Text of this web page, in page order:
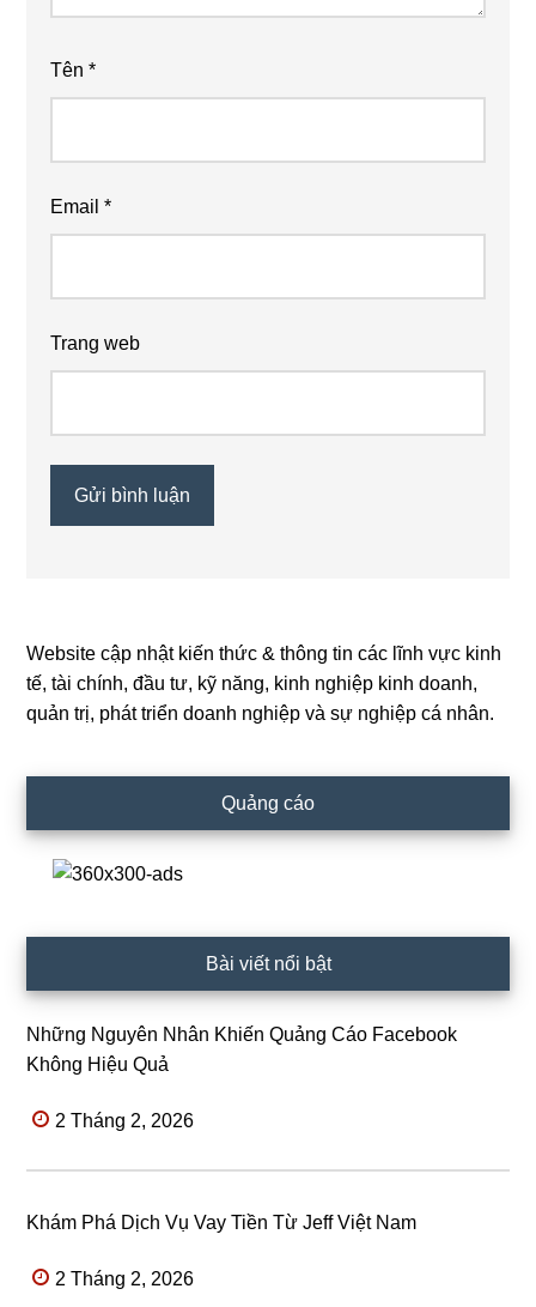
Tên*
Email*
Trang web
Primary
Sidebar
Website cập nhật kiến thức & thông tin các lĩnh vực kinh
tế, tài chính, đầu tư, kỹ năng, kinh nghiệp kinh doanh,
quản trị, phát triển doanh nghiệp và sự nghiệp cá nhân.
Quảng cáo
Bài viết nổi bật
Những Nguyên Nhân Khiến Quảng Cáo Facebook
Không Hiệu Quả
2 Tháng 2, 2026
Khám Phá Dịch Vụ Vay Tiền Từ Jeff Việt Nam
2 Tháng 2, 2026